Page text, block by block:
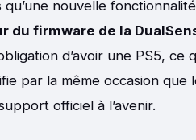
nouvelle
du firmware de la
d’avoir une PS5, ce
par la même occasion
officiel à l’avenir.